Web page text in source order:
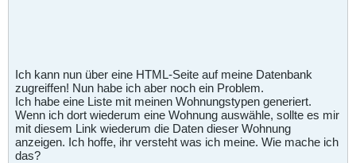
Ich kann nun über eine HTML-Seite auf meine Datenbank
zugreiffen! Nun habe ich aber noch ein Problem.
Ich habe eine Liste mit meinen Wohnungstypen generiert.
Wenn ich dort wiederum eine Wohnung auswähle, sollte es mir
mit diesem Link wiederum die Daten dieser Wohnung
anzeigen. Ich hoffe, ihr versteht was ich meine. Wie mache ich
das?